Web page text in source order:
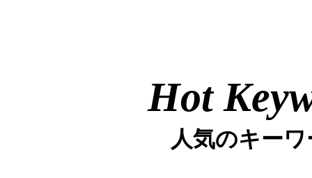
Hot
人気のキー